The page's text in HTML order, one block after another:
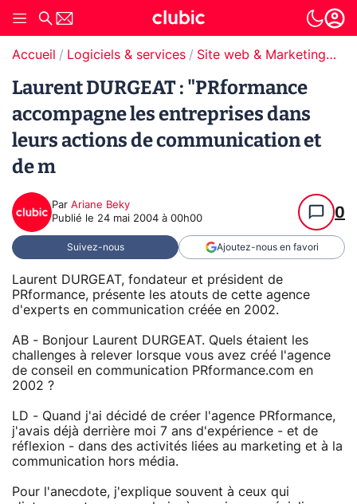
Accueil Logiciels & services Site web & Marketing Digital
Laurent DURGEAT : "PRformance
accompagne les entreprises dans
leurs actions de communication et
de m
Par Ariane Beky
Publié le 24 mai 2004 à 00h00 0
Suivez-nous Ajoutez-nous en favori
Laurent DURGEAT, fondateur et président de
PRformance, présente les atouts de cette agence
d'experts en communication créée en 2002.
AB - Bonjour Laurent DURGEAT. Quels étaient les
challenges à relever lorsque vous avez créé l'agence
de conseil en communication PRformance.com en
2002 ?
LD - Quand j'ai décidé de créer l'agence PRformance,
j'avais déjà derrière moi 7 ans d'expérience - et de
réflexion - dans des activités liées au marketing et à la
communication hors média.
Pour l'anecdote, j'explique souvent à ceux qui